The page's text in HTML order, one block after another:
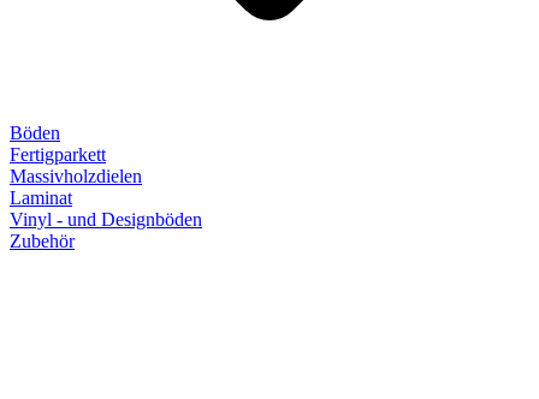
Böden
Fertigparkett
Massivholzdielen
Laminat
Vinyl - und Designböden
Zubehör